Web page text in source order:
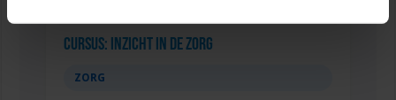
Cursus: Inzicht in de Zorg
ZORG